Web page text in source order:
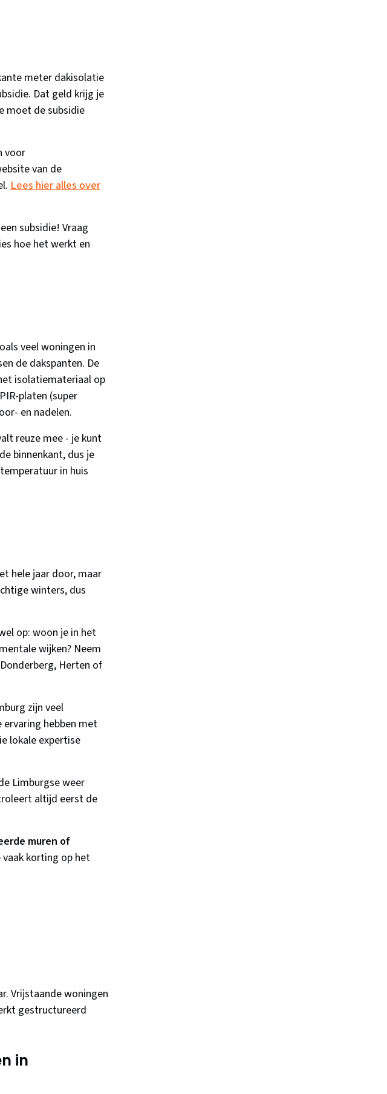
meter dakisolatie
Dat geld krijg je
moet de subsidie
voor
van de
Lees hier alles over
subsidie! Vraag
hoe het werkt en
veel woningen in
de dakspanten. De
isolatiemateriaal op
platen (super
en nadelen.
reuze mee - je kunt
binnenkant, dus je
in huis
hele jaar door, maar
winters, dus
op: woon je in het
wijken? Neem
Herten of
zijn veel
hebben met
lokale expertise
Limburgse weer
altijd eerst de
muren of
vaak korting op het
Vrijstaande woningen
gestructureerd
in